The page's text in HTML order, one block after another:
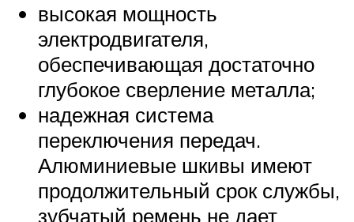
высокая мощность
электродвигателя,
обеспечивающая достаточно
глубокое сверление металла;
надежная система
переключения передач.
Алюминиевые шкивы имеют
продолжительный срок службы,
зубчатый ремень не дает